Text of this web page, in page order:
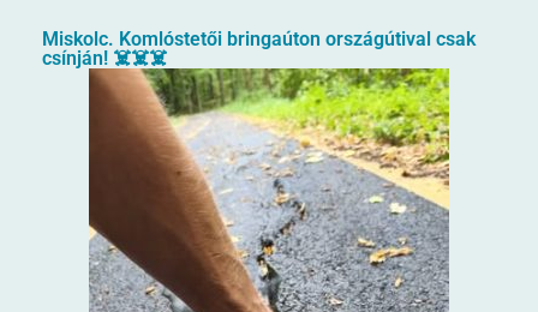
Miskolc. Komlóstetői bringaúton országútival csak
csínján! ☠️☠️☠️